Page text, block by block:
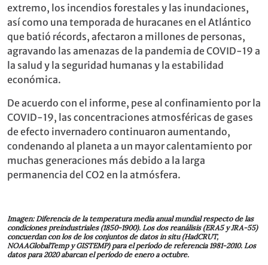
extremo, los incendios forestales y las inundaciones,
así como una temporada de huracanes en el Atlántico
que batió récords, afectaron a millones de personas,
agravando las amenazas de la pandemia de COVID-19 a
la salud y la seguridad humanas y la estabilidad
económica.
De acuerdo con el informe, pese al confinamiento por la
COVID-19, las concentraciones atmosféricas de gases
de efecto invernadero continuaron aumentando,
condenando al planeta a un mayor calentamiento por
muchas generaciones más debido a la larga
permanencia del CO2 en la atmósfera.
Imagen: Diferencia de la temperatura media anual mundial respecto de las
condiciones preindustriales (1850-1900). Los dos reanálisis (ERA5 y JRA-55)
concuerdan con los de los conjuntos de datos in situ (HadCRUT,
NOAAGlobalTemp y GISTEMP) para el período de referencia 1981-2010. Los
datos para 2020 abarcan el período de enero a octubre.